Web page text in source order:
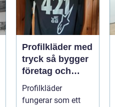
Profilkläder med
tryck så bygger
företag och
klubbar en
starkare
Profilkläder
fungerar som ett